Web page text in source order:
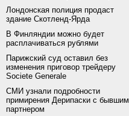
Лондонская полиция продаст
здание Скотленд-Ярда
В Финляндии можно будет
расплачиваться рублями
Парижский суд оставил без
изменения приговор трейдеру
Societe Generale
СМИ узнали подробности
примирения Дерипаски с бывшим
партнером